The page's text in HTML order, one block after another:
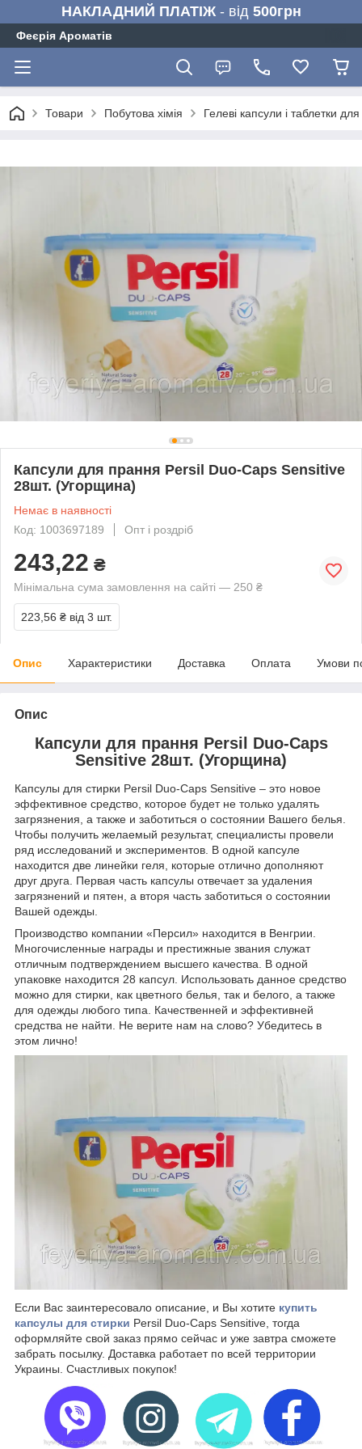
НАКЛАДНИЙ ПЛАТІЖ- від 500грн
Феєрія Ароматів
Товари Побутова хімія Гелеві капсули і таблетки
Капсули для прання Persil Duo-Caps Sensitive
28шт. (Угорщина)
Немає в наявності
Код: 1003697189
Опт і роздріб
243,22 ₴
Мінімальна сума замовлення на сайті — 250 ₴
223,56 ₴ від 3 шт.
Опис Характеристики Доставка Оплата Умови
Опис
Капсули для прання Persil Duo-Caps
Sensitive 28шт. (Угорщина)
Капсулы для стирки Persil Duo-Caps Sensitive – это новое
эффективное средство, которое будет не только удалять
загрязнения, а также и заботиться о состоянии Вашего белья.
Чтобы получить желаемый результат, специалисты провели
ряд исследований и экспериментов. В одной капсуле
находится две линейки геля, которые отлично дополняют
друг друга. Первая часть капсулы отвечает за удаления
загрязнений и пятен, а вторя часть заботиться о состоянии
Вашей одежды.
Производство компании «Персил» находится в Венгрии.
Многочисленные награды и престижные звания служат
отличным подтверждением высшего качества. В одной
упаковке находится 28 капсул. Использовать данное средство
можно для стирки, как цветного белья, так и белого, а также
для одежды любого типа. Качественней и эффективней
средства не найти. Не верите нам на слово? Убедитесь в
этом лично!
Если Вас заинтересовало описание, и Вы хотите купить
капсулы для стирки Persil Duo-Caps Sensitive, тогда
оформляйте свой заказ прямо сейчас и уже завтра сможете
забрать посылку. Доставка работает по всей территории
Украины. Счастливых покупок!